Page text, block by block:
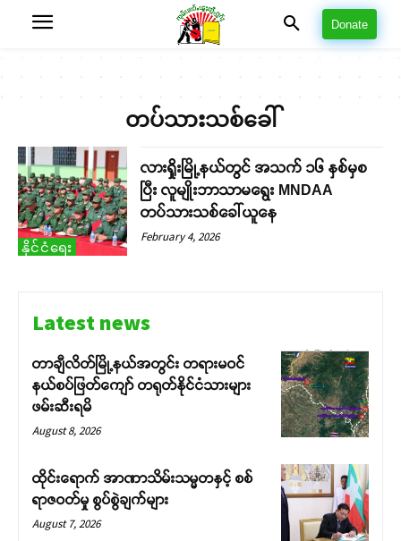
Donate
တပ်သားသစ်ခေါ်
နိုင်ငံရေး
လားရှိုးမြို့နယ်တွင် အသက် ၁၆ နှစ်မှစ
ပြီး လူမျိုးဘာသာမရွေး MNDAA
တပ်သားသစ်ခေါ်ယူနေ
February 4, 2026
Latest news
တာချီလိတ်မြို့နယ်အတွင်း တရားမဝင်
နယ်စပ်ဖြတ်ကျော် တရုတ်နိုင်ငံသားများ
ဖမ်းဆီးရမိ
August 8, 2026
ထိုင်းရောက် အာဏာသိမ်းသမ္မတနှင့် စစ်
ရာဇဝတ်မှု စွပ်စွဲချက်များ
August 7, 2026